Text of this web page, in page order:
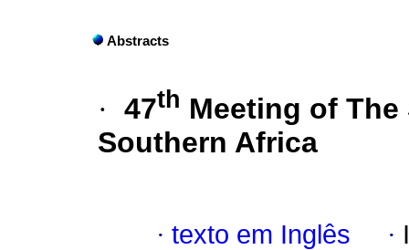
Abstracts
· 47th Meeting of
Southern Africa
· texto em Inglês ·